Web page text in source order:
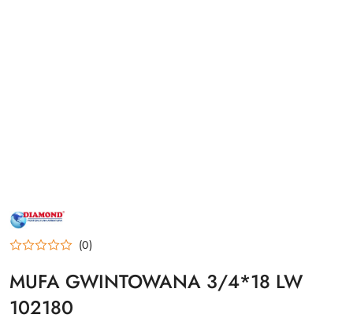
NAZWA
PRODUCENTA:
DIAMOND
(0)
MUFA GWINTOWANA 3/4*18 LW
102180